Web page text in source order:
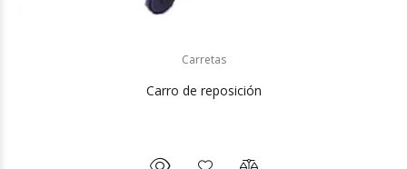
Carretas
Carro de reposición